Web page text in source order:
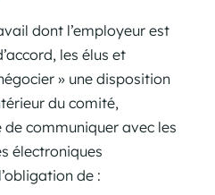
dont l’employeur est
les élus et
» une disposition
du comité,
communiquer avec les
électroniques
de :